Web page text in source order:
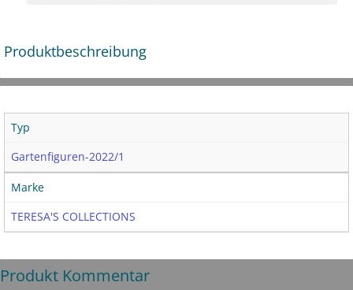
Produktbeschreibung
Typ
Gartenfiguren-2022/1
Marke
TERESA'S COLLECTIONS
Produkt Kommentar